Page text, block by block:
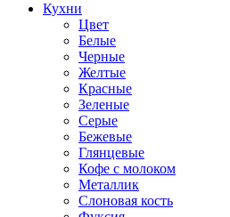
Кухни
Цвет
Белые
Черные
Желтые
Красные
Зеленые
Серые
Бежевые
Глянцевые
Кофе с молоком
Металлик
Слоновая кость